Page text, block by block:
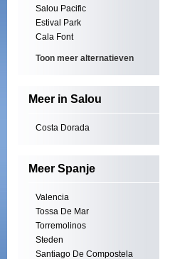
Salou Pacific
Estival Park
Cala Font
Toon meer alternatieven
Meer in Salou
Costa Dorada
Meer Spanje
Valencia
Tossa De Mar
Torremolinos
Steden
Santiago De Compostela